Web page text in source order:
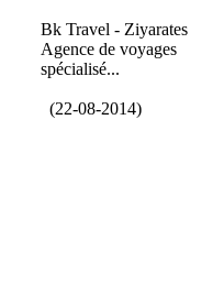
Bk Travel - Ziyarates
Agence de voyages
spécialisé...
(22-08-2014)